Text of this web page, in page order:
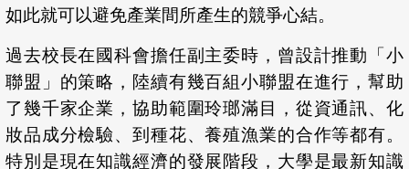
如此就可以避免產業間所產生的競爭心結。
過去校長在國科會擔任副主委時，曾設計推動「小
聯盟」的策略，陸續有幾百組小聯盟在進行，幫助
了幾千家企業，協助範圍玲瑯滿目，從資通訊、化
妝品成分檢驗、到種花、養殖漁業的合作等都有。
特別是現在知識經濟的發展階段，大學是最新知識